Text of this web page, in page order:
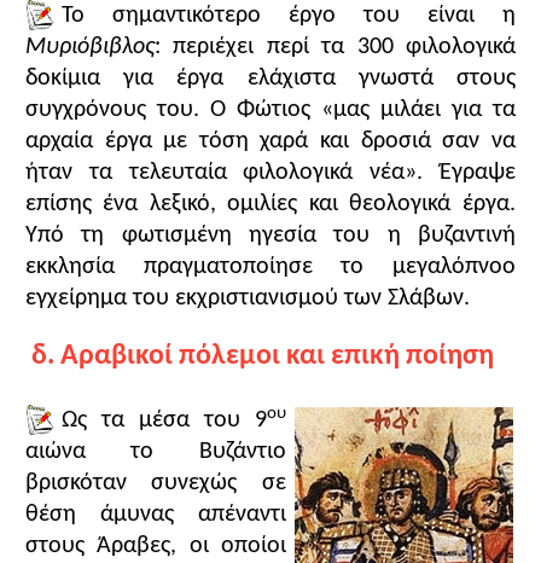
στην κοινωνική ανάδειξη και καταξίωσή του ήταν η
αριστοκρατική του προέλευση, ο πλούτος που του
επέτρεπε να αποκτήσει κάθε είδους βιβλίο, το
φιλολογικό και ρητορικό τάλαντο και η ακοίμητη
δραστηριότητα. Στην κλασική Αθήνα, αντίθετα,
αποκλειστικά και μόνο η προσωπική αξία ήταν
ικανή να οδηγήσει τον πολίτη στην κοινωνική
καταξίωση, με την προϋπόθεση ότι ο πολίτης είχε
πλήρη πολιτικά δικαιώματα και δεν ανήκε στους
δούλους ή τους ξένους. Το χρήμα και η καταγωγή
καθοριστικό ρόλο (τέταρτη ερώτηση).
Η κοινωνία των αραβοβυζαντινών συνόρων της
Μ. Ασίας ήταν αγροτική και συγχρόνως πολεμική.
Οι σημαντικότερες (και εναλλασσόμενες)
δραστηριότητες του ανθρώπου ήταν ο πόλεμος, το
κυνήγι και η γεωργία. Πολύτιμοι σύντροφοι του
ανθρώπου σ' αυτές ήταν τα όπλα, το σκυλί και το
άλογο. Οι επαφές μεταξύ του βυζαντινού και του
Το σημαντικότερο έργο του είναι η
Μυριόβιβλος: περιέχει περί τα 300 φιλολογικά
δοκίμια για έργα ελάχιστα γνωστά στους
συγχρόνους του. Ο Φώτιος «μας μιλάει για τα
αρχαία έργα με τόση χαρά και δροσιά σαν να
ήταν τα τελευταία φιλολογικά νέα». Έγραψε
επίσης ένα λεξικό, ομιλίες και θεολογικά έργα.
Υπό τη φωτισμένη ηγεσία του η βυζαντινή
εκκλησία πραγματοποίησε το μεγαλόπνοο
εγχείρημα του εκχριστιανισμού των Σλάβων.
δ. Αραβικοί πόλεμοι και επική ποίηση
Ως τα μέσα του 9ου
αιώνα το Βυζάντιο
βρισκόταν συνεχώς σε
θέση άμυνας απέναντι
στους Άραβες, οι οποίοι